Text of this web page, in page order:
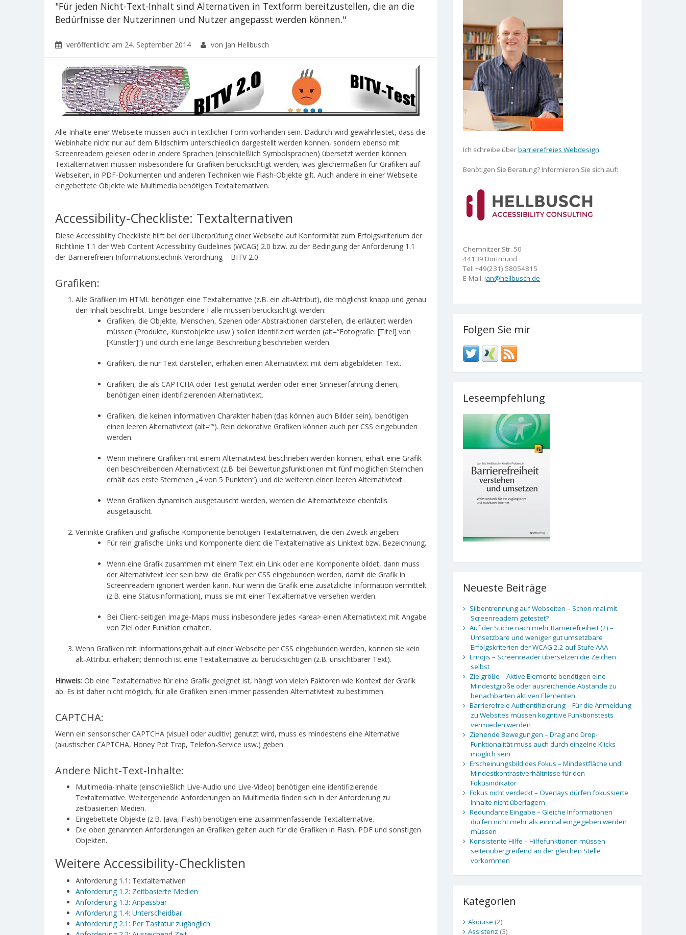
"Für jeden Nicht-Text-Inhalt sind Alternativen in Textform bereitzustellen, die an die
Bedürfnisse der Nutzerinnen und Nutzer angepasst werden können."
veröffentlicht am 24. September 2014 von Jan Hellbusch
Alle Inhalte einer Webseite müssen auch in textlicher Form vorhanden sein. Dadurch wird gewährleistet, dass die
Webinhalte nicht nur auf dem Bildschirm unterschiedlich dargestellt werden können, sondern ebenso mit
Screenreadern gelesen oder in andere Sprachen (einschließlich Symbolsprachen) übersetzt werden können.
Textalternativen müssen insbesondere für Grafiken berücksichtigt werden, was gleichermaßen für Grafiken auf
Webseiten, in PDF-Dokumenten und anderen Techniken wie Flash-Objekte gilt. Auch andere in einer Webseite
eingebettete Objekte wie Multimedia benötigen Textalternativen.
Accessibility-Checkliste: Textalternativen
Diese Accessibility Checkliste hilft bei der Überprüfung einer Webseite auf Konformität zum Erfolgskriterium der
Richtlinie 1.1 der Web Content Accessibility Guidelines (WCAG) 2.0 bzw. zu der Bedingung der Anforderung 1.1
der Barrierefreien Informationstechnik-Verordnung – BITV 2.0.
Grafiken:
Alle Grafiken im HTML benötigen eine Textalternative (z.B. ein alt-Attribut), die möglichst knapp und genau
den Inhalt beschreibt. Einige besondere Fälle müssen berücksichtigt werden:
Grafiken, die Objekte, Menschen, Szenen oder Abstraktionen darstellen, die erläutert werden
müssen (Produkte, Kunstobjekte usw.) sollen identifiziert werden (alt=“Fotografie: [Titel] von
[Künstler]“) und durch eine lange Beschreibung beschrieben werden.
Grafiken, die nur Text darstellen, erhalten einen Alternativtext mit dem abgebildeten Text.
Grafiken, die als CAPTCHA oder Test genutzt werden oder einer Sinneserfahrung dienen,
benötigen einen identifizierenden Alternativtext.
Grafiken, die keinen informativen Charakter haben (das können auch Bilder sein), benötigen
einen leeren Alternativtext (alt=““). Rein dekorative Grafiken können auch per CSS eingebunden
werden.
Wenn mehrere Grafiken mit einem Alternativtext beschrieben werden können, erhält eine Grafik
den beschreibenden Alternativtext (z.B. bei Bewertungsfunktionen mit fünf möglichen Sternchen
erhält das erste Sternchen „4 von 5 Punkten“) und die weiteren einen leeren Alternativtext.
Wenn Grafiken dynamisch ausgetauscht werden, werden die Alternativtexte ebenfalls
ausgetauscht.
Verlinkte Grafiken und grafische Komponente benötigen Textalternativen, die den Zweck angeben:
Für rein grafische Links und Komponente dient die Textalternative als Linktext bzw. Bezeichnung.
Wenn eine Grafik zusammen mit einem Text ein Link oder eine Komponente bildet, dann muss
der Alternativtext leer sein bzw. die Grafik per CSS eingebunden werden, damit die Grafik in
Screenreadern ignoriert werden kann. Nur wenn die Grafik eine zusätzliche Information vermittelt
(z.B. eine Statusinformation), muss sie mit einer Textalternative versehen werden.
Bei Client-seitigen Image-Maps muss insbesondere jedes <area> einen Alternativtext mit Angabe
von Ziel oder Funktion erhalten.
Wenn Grafiken mit Informationsgehalt auf einer Webseite per CSS eingebunden werden, können sie kein
alt-Attribut erhalten; dennoch ist eine Textalternative zu berücksichtigen (z.B. unsichtbarer Text).
Hinweis: Ob eine Textalternative für eine Grafik geeignet ist, hängt von vielen Faktoren wie Kontext der Grafik
ab. Es ist daher nicht möglich, für alle Grafiken einen immer passenden Alternativtext zu bestimmen.
CAPTCHA:
Wenn ein sensorischer CAPTCHA (visuell oder auditiv) genutzt wird, muss es mindestens eine Alternative
(akustischer CAPTCHA, Honey Pot Trap, Telefon-Service usw.) geben.
Andere Nicht-Text-Inhalte:
Multimedia-Inhalte (einschließlich Live-Audio und Live-Video) benötigen eine identifizierende
Textalternative. Weitergehende Anforderungen an Multimedia finden sich in der Anforderung zu
zeitbasierten Medien.
Eingebettete Objekte (z.B. Java, Flash) benötigen eine zusammenfassende Textalternative.
Die oben genannten Anforderungen an Grafiken gelten auch für die Grafiken in Flash, PDF und sonstigen
Objekten.
Weitere Accessibility-Checklisten
Anforderung 1.1: Textalternativen
Anforderung 1.2: Zeitbasierte Medien
Anforderung 1.3: Anpassbar
Anforderung 1.4: Unterscheidbar
Anforderung 2.1: Per Tastatur zugänglich
Ich schreibe überbarrierefreies Webdesign.
Benötigen Sie Beratung? Informieren Sie sich auf:
Chemnitzer Str. 50
44139 Dortmund
Tel: +49(231) 58054815
E-Mail: jan@hellbusch.de
Folgen Sie mir
Leseempfehlung
Neueste Beiträge
Silbentrennung auf Webseiten – Schon mal mit
Screenreadern getestet?
Auf der Suche nach mehr Barrierefreiheit (2) –
Umsetzbare und weniger gut umsetzbare
Erfolgskriterien der WCAG 2.2 auf Stufe AAA
Emojis – Screenreader übersetzen die Zeichen
selbst
Zielgröße – Aktive Elemente benötigen eine
Mindestgröße oder ausreichende Abstände zu
benachbarten aktiven Elementen
Barrierefreie Authentifizierung – Für die Anmeldung
zu Websites müssen kognitive Funktionstests
vermieden werden
Ziehende Bewegungen – Drag and Drop-
Funktionalität muss auch durch einzelne Klicks
möglich sein
Erscheinungsbild des Fokus – Mindestfläche und
Mindestkontrastverhältnisse für den
Fokusindikator
Fokus nicht verdeckt – Overlays dürfen fokussierte
Inhalte nicht überlagern
Redundante Eingabe – Gleiche Informationen
dürfen nicht mehr als einmal eingegeben werden
müssen
Konsistente Hilfe – Hilfefunktionen müssen
seitenübergreifend an der gleichen Stelle
vorkommen
Kategorien
Akquise (2)
Assistenz (3)